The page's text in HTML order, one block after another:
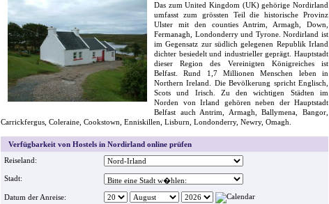
Das zum United Kingdom (UK) gehörige Nordirland
umfasst zum grössten Teil die historische Provinz
Ulster mit den counties Antrim, Armagh, Down,
Fermanagh, Londonderry und Tyrone. Nordirland ist
im Gegensatz zur südlich gelegenen Republik Irland
dichter besiedelt und industrieller geprägt. Hauptstadt
dieser Region des Vereinigten Königreiches ist
Belfast. Rund 1,7 Millionen Menschen leben in
Northern Ireland. Die Bevölkerung spricht Englisch,
Scots und Irisch. Zu den wichtigen Städten im
Norden von Irland gehören neben der Hauptstadt
Belfast auch Antrim, Armagh, Ballymena, Bangor,
Carrickfergus, Coleraine, Cookstown, Enniskillen, Lisburn, Londonderry, Newry, Omagh.
Verfügbarkeit von Hostels in Nordirland online prüfen
Reiseland:
Stadt:
Datum der Anreise: